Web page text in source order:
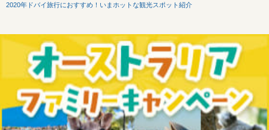
2020年ドバイ旅行におすすめ！いまホットな観光スポット紹介